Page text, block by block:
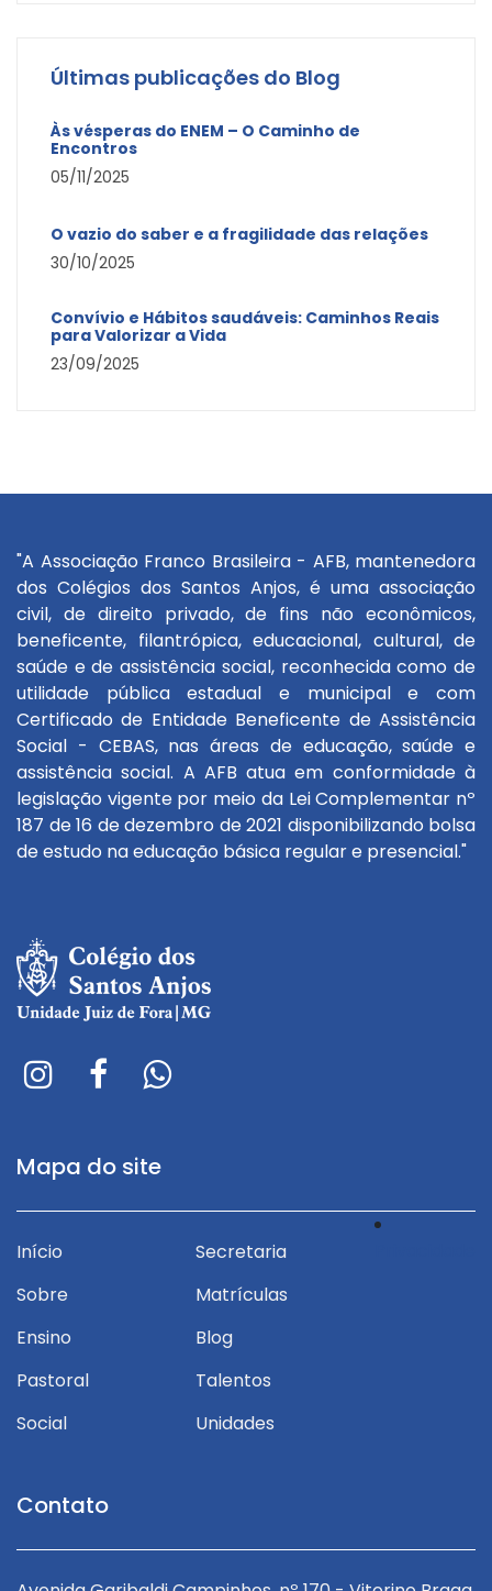
Últimas publicações do Blog
Às vésperas do ENEM – O Caminho de
Encontros
05/11/2025
O vazio do saber e a fragilidade das relações
30/10/2025
Convívio e Hábitos saudáveis: Caminhos Reais
para Valorizar a Vida
23/09/2025
"A Associação Franco Brasileira - AFB, mantenedora
dos Colégios dos Santos Anjos, é uma associação
civil, de direito privado, de fins não econômicos,
beneficente, filantrópica, educacional, cultural, de
saúde e de assistência social, reconhecida como de
utilidade pública estadual e municipal e com
Certificado de Entidade Beneficente de Assistência
Social - CEBAS, nas áreas de educação, saúde e
assistência social. A AFB atua em conformidade à
legislação vigente por meio da Lei Complementar nº
187 de 16 de dezembro de 2021 disponibilizando bolsa
de estudo na educação básica regular e presencial."
Mapa do site
Início
Sobre
Ensino
Pastoral
Social
Secretaria
Matrículas
Blog
Talentos
Unidades
Contato